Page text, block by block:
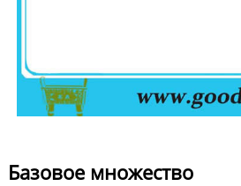
Базовое множество